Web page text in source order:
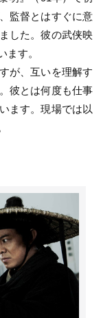
監督とはすぐに意
した。彼の武侠映
ます。
が、互いを理解す
彼とは何度も仕事
ます。現場では以